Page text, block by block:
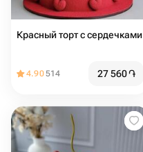
Красный торт с сердечками
4.90514 27 560֏